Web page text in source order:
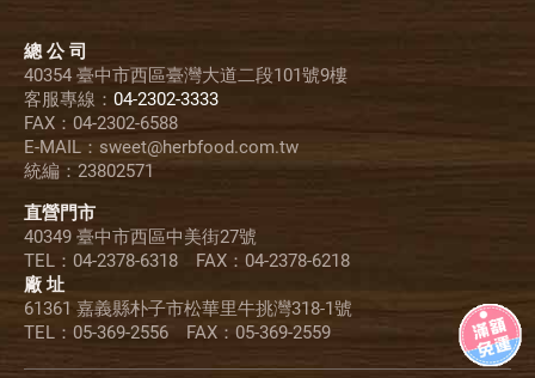
總 公 司
40354 臺中市西區臺灣大道二段101號9樓
客服專線： 04-2302-3333
FAX：04-2302-6588
E-MAIL：sweet@herbfood.com.tw
統編：23802571
直營門市
40349 臺中市西區中美街27號
TEL：04-2378-6318 FAX：04-2378-6218
廠 址
61361 嘉義縣朴子市松華里牛挑灣318-1號
TEL：05-369-2556 FAX：05-369-2559